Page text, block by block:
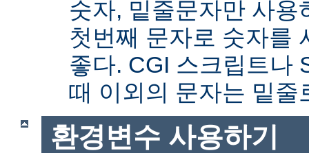
숫자, 밑줄문자만 사용
첫번째 문자로 숫자를
좋다. CGI 스크립트나
때 이외의 문자는 밑줄
환경변수 사용하기